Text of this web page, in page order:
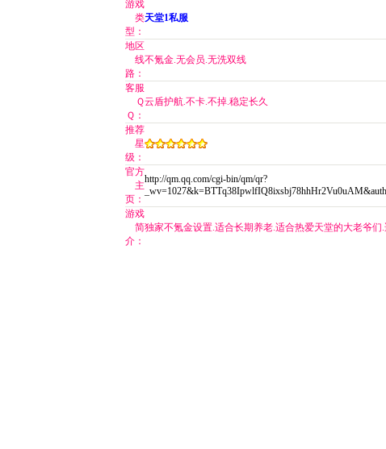
游戏
类
型：
天堂1私服
地区
线
路：
不氪金.无会员.无洗双线
客服
Ｑ
Ｑ：
云盾护航.不卡.不掉.稳定长久
推荐
星
级：
官方
主
页：
http://qm.qq.com/cgi-bin/qm/qr?
游戏
简
介：
独家不氪金设置.适合长期养老.适合热爱天堂的大老爷们